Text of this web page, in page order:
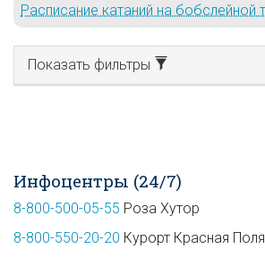
Расписание катаний на бобслейной
Показать фильтры
Инфоцентры (24/7)
8-800-500-05-55 Роза Хутор
8-800-550-20-20 Курорт Красная